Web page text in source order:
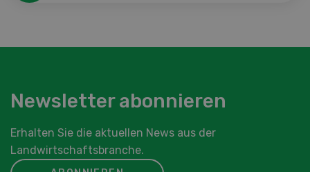
Newsletter abonnieren
Erhalten Sie die aktuellen News aus der
Landwirtschaftsbranche.